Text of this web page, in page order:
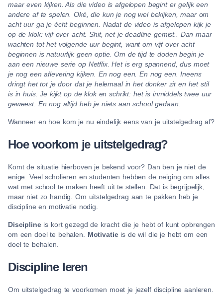
maar even kijken. Als die video is afgelopen begint er gelijk een
andere af te spelen. Oké, die kun je nog wel bekijken, maar om
acht uur ga je écht beginnen. Nadat de video is afgelopen kijk je
op de klok: vijf over acht. Shit, net je deadline gemist.. Dan maar
wachten tot het volgende uur begint, want om vijf over acht
beginnen is natuurlijk geen optie. Om de tijd te doden begin je
aan een nieuwe serie op Netflix. Het is erg spannend, dus moet
je nog een aflevering kijken. En nog een. En nog een. Ineens
dringt het tot je door dat je helemaal in het donker zit en het stil
is in huis. Je kijkt op de klok en schrikt: het is inmiddels twee uur
geweest. En nog altijd heb je niets aan school gedaan.
Wanneer en hoe kom je nu eindelijk eens van je uitstelgedrag af?
Hoe voorkom je uitstelgedrag?
Komt de situatie hierboven je bekend voor? Dan ben je niet de
enige. Veel scholieren en studenten hebben de neiging om alles
wat met school te maken heeft uit te stellen. Dat is begrijpelijk,
maar niet zo handig. Om uitstelgedrag aan te pakken heb je
discipline en motivatie nodig.
Disciplineis kort gezegd de kracht die je hebt of kunt opbrengen
om een doel te behalen. Motivatieis de wil die je hebt om een
doel te behalen.
Discipline leren
Om uitstelgedrag te voorkomen moet je jezelf discipline aanleren.